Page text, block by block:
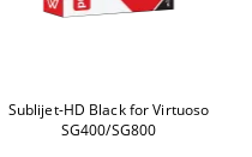
Sublijet-HD Black for Virtuoso
SG400/SG800